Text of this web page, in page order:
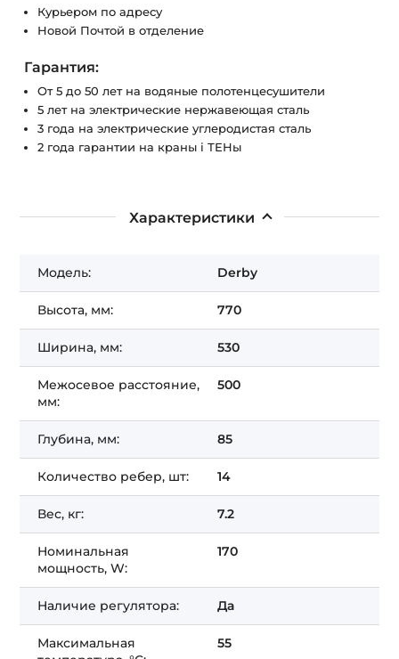
Курьером по адресу
Новой Почтой в отделение
Гарантия:
От 5 до 50 лет на водяные полотенцесушители
5 лет на электрические нержавеющая сталь
3 года на электрические углеродистая сталь
2 года гарантии на краны і ТЕНы
Характеристики
Модель: Derby
Высота, мм: 770
Ширина, мм: 530
Межосевое расстояние,
мм:
500
Глубина, мм: 85
Количество ребер, шт: 14
Вес, кг: 7.2
Номинальная
мощность, W:
170
Наличие регулятора: Да
Максимальная
55